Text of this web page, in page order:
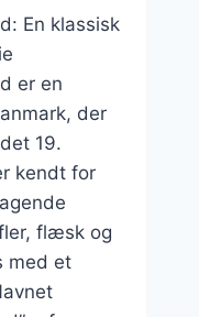
En klassisk
er en
der
19.
kendt for
flæsk og
med et